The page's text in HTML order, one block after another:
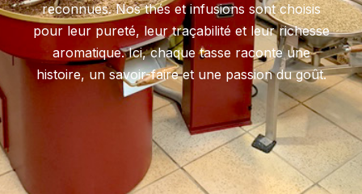
reconnues. Nos thés et infusions sont choisis
pour leur pureté, leur traçabilité et leur richesse
aromatique. Ici, chaque tasse raconte une
histoire, un savoir-faire et une passion du goût.